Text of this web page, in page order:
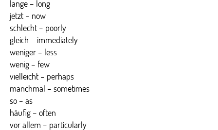
lange – long
jetzt – now
schlecht – poorly
gleich – immediately
weniger – less
wenig – few
vielleicht – perhaps
manchmal – sometimes
so – as
häufig – often
vor allem – particularly